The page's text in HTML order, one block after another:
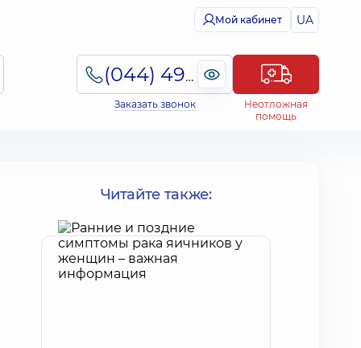
Мой кабинет UA
(044) 495-2-888
Заказать звонок
Неотложная
помощь
Читайте также: